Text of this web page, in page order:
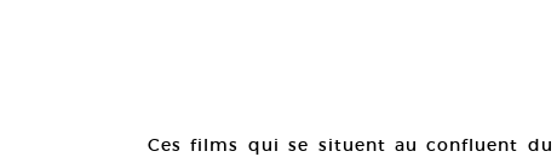
Ces films qui se situent au confluent